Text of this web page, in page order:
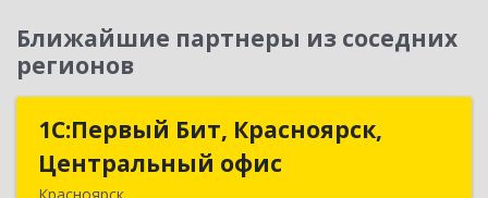
Ближайшие партнеры из соседних
регионов
1С:Первый Бит, Красноярск,
Центральный офис
1С:Первый Бит, Красноярск,
Центральный офис